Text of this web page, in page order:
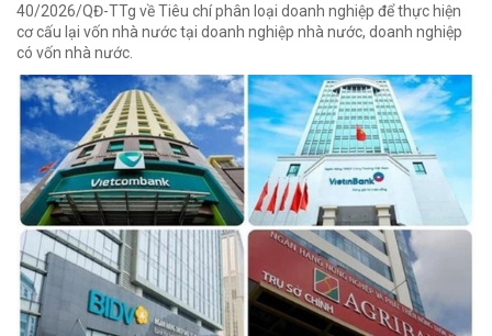
40/2026/QĐ-TTg về Tiêu chí phân loại doanh nghiệp để thực hiện
cơ cấu lại vốn nhà nước tại doanh nghiệp nhà nước, doanh nghiệp
có vốn nhà nước.